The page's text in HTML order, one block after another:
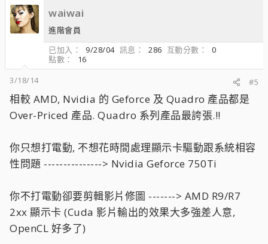
waiwai
進階會員
已加入
9/28/04 訊息 286 互動分數
0
點數
16
3/18/14
#5
相較 AMD, Nvidia 的 Geforce 及 Quadro 產品都是
Over-Priced 產品. Quadro 系列產品最誇張.!!
你只想打電動, 不想花時間處理顯示卡驅動跟系統相容
性問題 ---------------> Nvidia Geforce 750Ti
你不打電動卻要剪輯影片修圖 -------> AMD R9/R7
2xx 顯示卡 (Cuda 影片輸出的效果大多強差人意,
OpenCL 好多了)